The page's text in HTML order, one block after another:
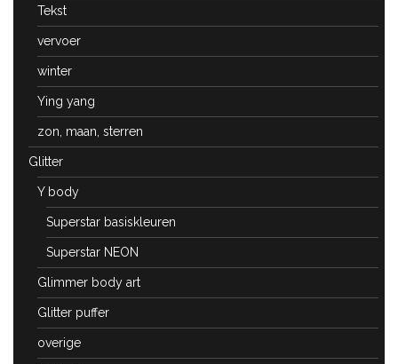
Tekst
vervoer
winter
Ying yang
zon, maan, sterren
Glitter
Y body
Superstar basiskleuren
Superstar NEON
Glimmer body art
Glitter puffer
overige